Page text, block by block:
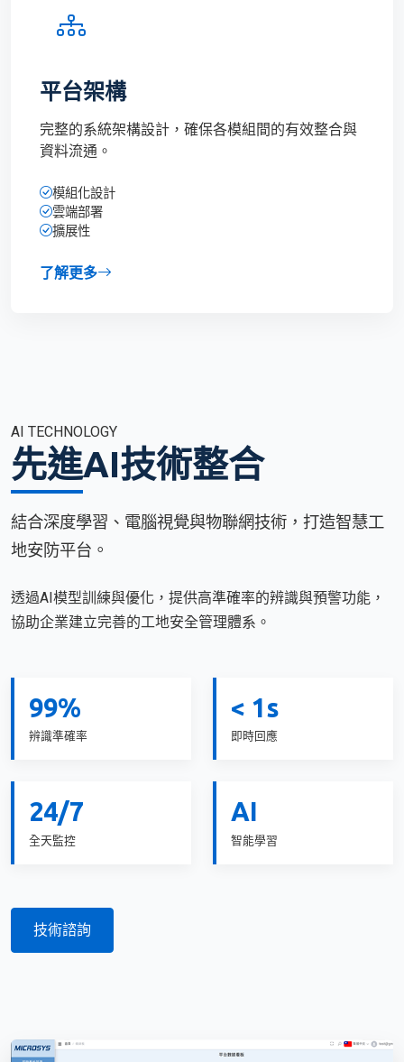
平台架構
完整的系統架構設計，確保各模組間的有效整合與
資料流通。
模組化設計
雲端部署
擴展性
了解更多
AI TECHNOLOGY
先進AI技術整合
結合深度學習、電腦視覺與物聯網技術，打造智慧工
地安防平台。
透過AI模型訓練與優化，提供高準確率的辨識與預警功能，
協助企業建立完善的工地安全管理體系。
99%
辨識準確率
< 1s
即時回應
24/7
全天監控
AI
智能學習
技術諮詢